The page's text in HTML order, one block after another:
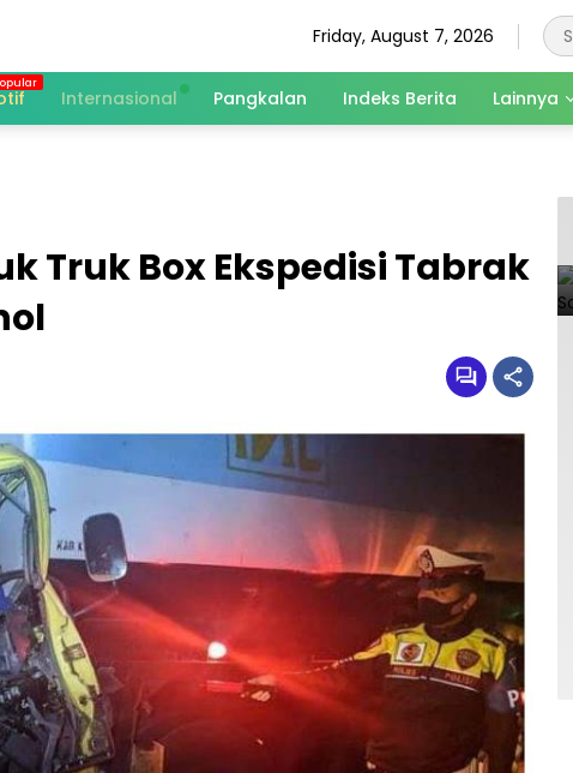
Friday, August 7, 2026
Internasional Pangkalan Indeks Berita Lainnya
Truk Box Ekspedisi Tabrak